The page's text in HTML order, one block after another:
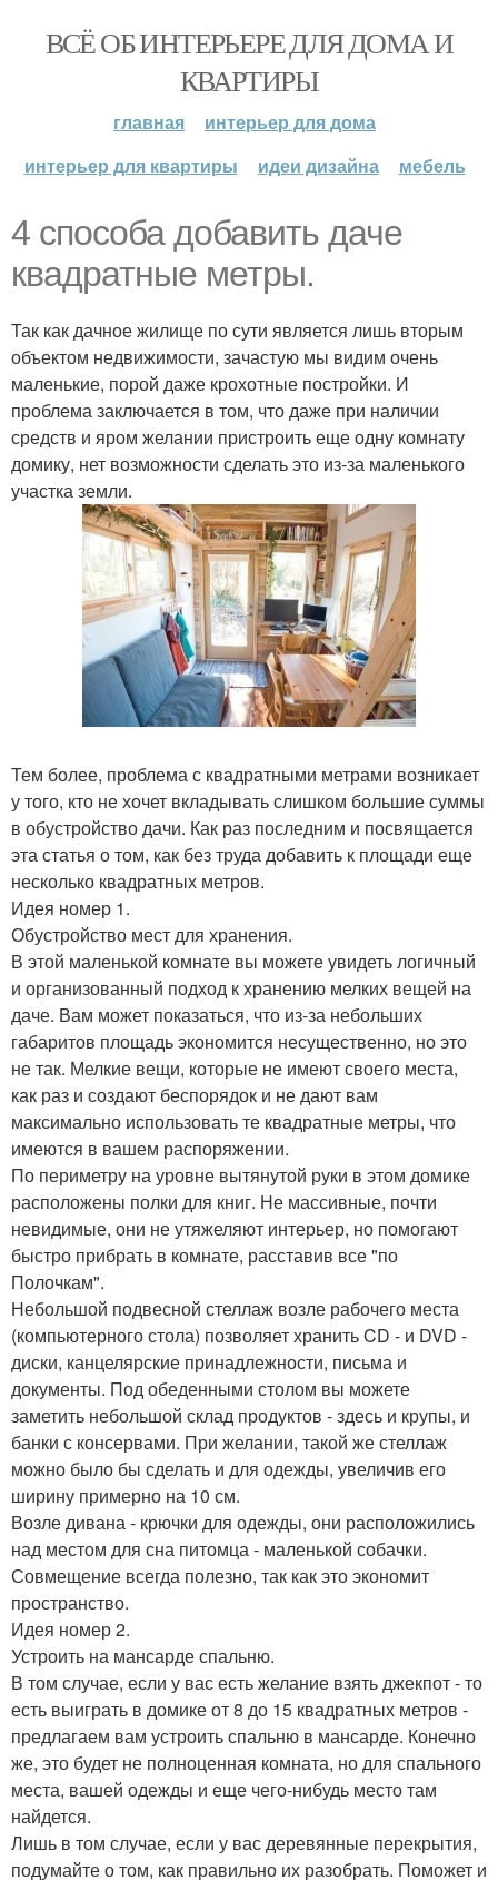
ВСЁ ОБ ИНТЕРЬЕРЕ ДЛЯ ДОМА И
КВАРТИРЫ
главная
интерьер для дома
интерьер для квартиры
идеи дизайна мебель
4 способа добавить даче
квадратные метры.
Так как дачное жилище по сути является лишь вторым
объектом недвижимости, зачастую мы видим очень
маленькие, порой даже крохотные постройки. И
проблема заключается в том, что даже при наличии
средств и яром желании пристроить еще одну комнату
домику, нет возможности сделать это из-за маленького
участка земли.
Тем более, проблема с квадратными метрами возникает
у того, кто не хочет вкладывать слишком большие суммы
в обустройство дачи. Как раз последним и посвящается
эта статья о том, как без труда добавить к площади еще
несколько квадратных метров.
Идея номер 1.
Обустройство мест для хранения.
В этой маленькой комнате вы можете увидеть логичный
и организованный подход к хранению мелких вещей на
даче. Вам может показаться, что из-за небольших
габаритов площадь экономится несущественно, но это
не так. Мелкие вещи, которые не имеют своего места,
как раз и создают беспорядок и не дают вам
максимально использовать те квадратные метры, что
имеются в вашем распоряжении.
По периметру на уровне вытянутой руки в этом домике
расположены полки для книг. Не массивные, почти
невидимые, они не утяжеляют интерьер, но помогают
быстро прибрать в комнате, расставив все "по
Полочкам".
Небольшой подвесной стеллаж возле рабочего места
(компьютерного стола) позволяет хранить CD - и DVD -
диски, канцелярские принадлежности, письма и
документы. Под обеденными столом вы можете
заметить небольшой склад продуктов - здесь и крупы, и
банки с консервами. При желании, такой же стеллаж
можно было бы сделать и для одежды, увеличив его
ширину примерно на 10 см.
Возле дивана - крючки для одежды, они расположились
над местом для сна питомца - маленькой собачки.
Совмещение всегда полезно, так как это экономит
пространство.
Идея номер 2.
Устроить на мансарде спальню.
В том случае, если у вас есть желание взять джекпот - то
есть выиграть в домике от 8 до 15 квадратных метров -
предлагаем вам устроить спальню в мансарде. Конечно
же, это будет не полноценная комната, но для спального
места, вашей одежды и еще чего-нибудь место там
найдется.
Лишь в том случае, если у вас деревянные перекрытия,
подумайте о том, как правильно их разобрать. Поможет и